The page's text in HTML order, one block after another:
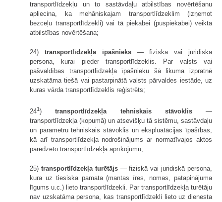
transportlīdzekļu un to sastāvdaļu atbilstības novērtēšanu
apliecina, ka mehāniskajam transportlīdzeklim (izņemot
bezceļu transportlīdzekli) vai tā piekabei (puspiekabei) veikta
atbilstības novērtēšana;
24) transportlīdzekļa īpašnieks— fiziskā vai juridiskā
persona, kurai pieder transportlīdzeklis. Par valsts vai
pašvaldības transportlīdzekļa īpašnieku šā likuma izpratnē
uzskatāma tiešā vai pastarpinātā valsts pārvaldes iestāde, uz
kuras vārda transportlīdzeklis reģistrēts;
241)transportlīdzekļa tehniskais stāvoklis—
transportlīdzekļa (kopumā) un atsevišķu tā sistēmu, sastāvdaļu
un parametru tehniskais stāvoklis un ekspluatācijas īpašības,
kā arī transportlīdzekļa nodrošinājums ar normatīvajos aktos
paredzēto transportlīdzekļa aprīkojumu;
25) transportlīdzekļa turētājs— fiziskā vai juridiskā persona,
kura uz tiesiska pamata (mantas īres, nomas, patapinājuma
līgums u.c.) lieto transportlīdzekli. Par transportlīdzekļa turētāju
nav uzskatāma persona, kas transportlīdzekli lieto uz dienesta